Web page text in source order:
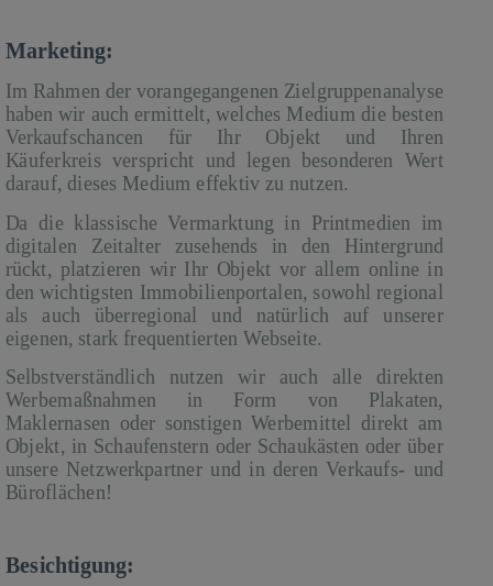
Marketing:
Im Rahmen der vorangegangenen Zielgruppenanalyse
haben wir auch ermittelt, welches Medium die besten
Verkaufschancen für Ihr Objekt und Ihren
Käuferkreis verspricht und legen besonderen Wert
darauf, dieses Medium effektiv zu nutzen.
Da die klassische Vermarktung in Printmedien im
digitalen Zeitalter zusehends in den Hintergrund
rückt, platzieren wir Ihr Objekt vor allem online in
den wichtigsten Immobilienportalen, sowohl regional
als auch überregional und natürlich auf unserer
eigenen, stark frequentierten Webseite.
Selbstverständlich nutzen wir auch alle direkten
Werbemaßnahmen in Form von Plakaten,
Maklernasen oder sonstigen Werbemittel direkt am
Objekt, in Schaufenstern oder Schaukästen oder über
unsere Netzwerkpartner und in deren Verkaufs- und
Büroflächen!
Besichtigung: